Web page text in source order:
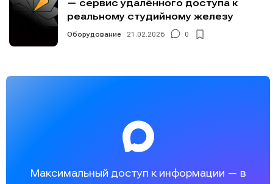
— сервис удалённого доступа к
реальному студийному железу
Оборудование 21.02.2026 0
Максимальный доступ к информации — в